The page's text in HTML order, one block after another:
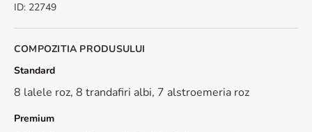
Ingrijit corespunzator, buchetul poate rezista in vaza
pana la 2 saptamani. Coditele florilor trebuie taiate
zilnic, in unghi de 45 de grade. Apa trebuie schimbata
ID: 22749
COMPOZITIA PRODUSULUI
Standard
8 lalele roz, 8 trandafiri albi, 7 alstroemeria roz
Premium